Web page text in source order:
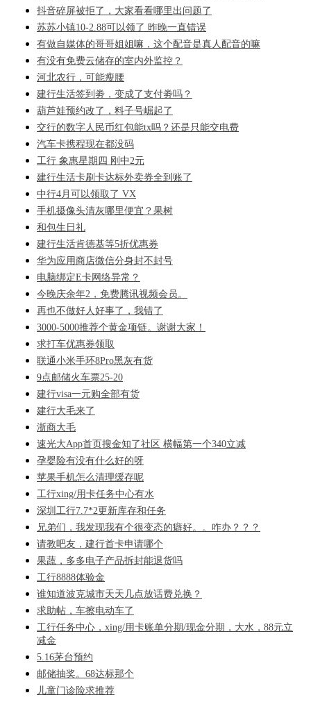
抖音碎屏被拒了，大家看看哪里出问题了
苏苏小镇10-2.88可以领了 昨晚一直错误
有做自媒体的哥哥姐姐嘛，这个配音是真人配音的嘛
有没有免费云储存的室内外监控？
河北农行，可能瘦腰
建行生活签到劵，变成了支付劵吗？
葫芦娃预约改了，料子号崛起了
交行的数字人民币红包能tx吗？还是只能交电费
汽车卡携程现在都没码
工行 象惠星期四 刚中2元
建行生活卡刷卡达标外卖券全到账了
中行4月可以领取了 VX
手机摄像头清灰哪里便宜？果树
和包生日礼
建行生活肯德基等5折优惠券
华为应用商店微信分身封不封号
电脑绑定E卡网络异常？
今晚庆余年2，免费腾讯视频会员。
再也不做好人好事了，我错了
3000-5000推荐个黄金项链。谢谢大家！
求打车优惠券领取
联通小米手环8Pro黑灰有货
9点邮储火车票25-20
建行visa一元购全部有货
建行大毛来了
浙商大毛
速光大App首页搜金知了社区 横幅第一个340立减
孕婴险有没有什么好的呀
苹果手机怎么清理缓存呢
工行xing/用卡任务中心有水
深圳工行7.7*2更新库存和任务
兄弟们，我发现我有个很变态的癖好。。咋办？？？
请教吧友，建行首卡申请哪个
果蔬，多多电子产品拆封能退货吗
工行8888体验金
谁知道波克城市天天几点放话费兑换？
求助帖，车擦电动车了
工行任务中心，xing/用卡账单分期/现金分期，大水，88元立
减金
5.16茅台预约
邮储抽奖。68达标那个
儿童门诊险求推荐